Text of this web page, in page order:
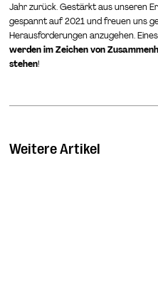
Jahr zurück. Gestärkt aus unseren
gespannt auf 2021 und freuen uns
Herausforderungen anzugehen.
werden im Zeichen von
stehen!
Weitere Artikel